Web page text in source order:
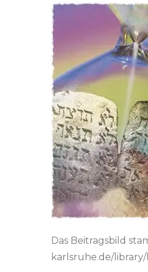
Das Beitragsbild
karlsruhe.de/